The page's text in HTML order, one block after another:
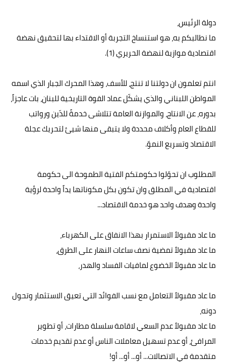
دولة الرئيس،
ما نطالبكم به، هو استنساخ التجربة أو الاقتداء بها لتحقيق نهضة
اقتصادية موازية لنهضة الحريري (1).
انتم تعلمون ان دولتنا لا تنتج، للأسف، وهذا المحرك الجبار الذي اسمه
المواطن اللبناني والذي يشكّل عماد القوة التاريخية للبنان، بات عاجزاً،
بدوره، عن الانتاج، والموازنة العامة تتلاشى خدمةً للدّين ورواتب
للقطاع العام وأكلاف محددة ولا يتبقى منها شيئ لتحريك عجلة
الاقتصاد وتسريع النموّ.
المطلوب ان تحوّلوا حكومتكم الفتية الطموحة الى حكومة
اقتصادية في المطلق وان تكون بكل مكوناتها يداً واحدة لرؤية
واحدة وهدف واحد هو خدمة الاقتصاد...
ما عاد مقبولاً الاستمرار بهذا الانفاق على الكهرباء،
ما عاد مقبولاً تمضية نصف ساعات النهار على الطرق،
ما عاد مقبولاً الخضوع لمافيات الفساد والهدر،
ما عاد مقبولاً التعامل مع نسب الفوائد التي تعيق الاستثمار وتحول
دونه،
ما عاد مقبولاً عدم السعي لاقامة سلسلة مطارات، أو تطوير
المرافئ، أو عدم تسهيل معاملات الناس أو عدم تقديم خدمات
متقدمة في الاتصالات... أو... أو... أو!